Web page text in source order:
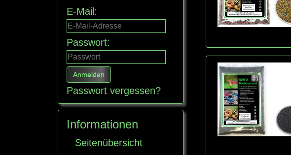
E-Mail:
Passwort:
Passwort vergessen?
Informationen
Seitenübersicht